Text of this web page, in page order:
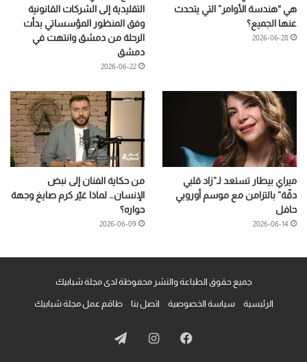
هي “هندسة الأوامر” التي يتحدث
عنها الجميع؟
2026-06-28
التقليدية إلى الشركات القانونية
وفق المنظور المؤسساتي بدأت
الرحلة من دمشق وانتهت في
دمشق
2026-06-22
ميراي بيطار تستعد لـ”زاد قلبي
دقّة” بالتزامن مع موسم أوروبي
حافل
2026-06-14
من حكاية الفنان إلى نبض
الإنسان… لماذا غيّر كرم صايغ وجهة
حواره؟
2026-06-09
جميع حقوق الطباعة والنشر محفوظة لدى مجلة شبابيك
الرئيسية سياسة الخصوصية اتصل بنا طاقم عمل مجلة شبابيك
فيسبوكانستقرامتيلقرام